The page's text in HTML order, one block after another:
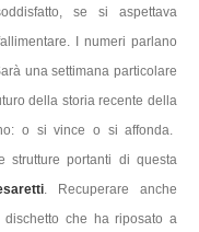
se si aspettava
I numeri parlano
una settimana particolare
della storia recente della
o si vince o si affonda.
strutture portanti di questa
. Recuperare anche
dischetto che ha riposato a